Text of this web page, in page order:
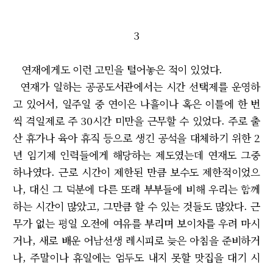
3
연재에게도 이런 고민을 털어놓은 적이 있었다.
연재가 일하는 공공도서관에서는 시간 선택제를 운영하
고 있어서, 일주일 중 연이은 나흘이나 혹은 이틀에 한 번
씩 격일제로 주 30시간 미만을 근무할 수 있었다. 주로 출
산 휴가나 육아 휴직 등으로 생긴 공석을 대체하기 위한 2
년 임기제 인력들에게 해당하는 제도였는데 연재도 그중
하나였다. 근로 시간이 제한된 만큼 보수도 제한적이었으
나, 대신 그 덕분에 다른 또래 부부들에 비해 우리는 함께
하는 시간이 많았고, 그만큼 할 수 있는 것들도 많았다. 근
무가 없는 평일 오전에 여유를 부리며 보이차를 우려 마시
거나, 새로 배운 어남선생 레시피로 늦은 아침을 준비하거
나, 주말이나 휴일에는 엄두도 내지 못할 맛집을 대기 시